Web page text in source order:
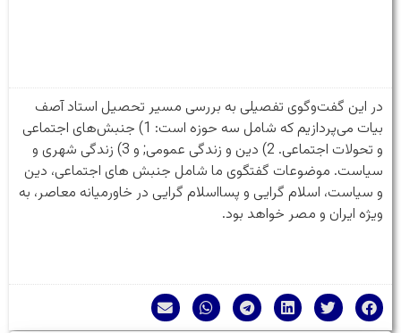
در این گفت‌وگوی تفصیلی به بررسی مسیر تحصیل استاد آصف
بیات می‌پردازیم که شامل سه حوزه است: 1) جنبش‌های اجتماعی
و تحولات اجتماعی. 2) دین و زندگی عمومی; و 3) زندگی شهری و
سیاست. موضوعات گفتگوی ما شامل جنبش های اجتماعی، دین
و سیاست، اسلام گرایی و پسااسلام گرایی در خاورمیانه معاصر، به
ویژه ایران و مصر خواهد بود.